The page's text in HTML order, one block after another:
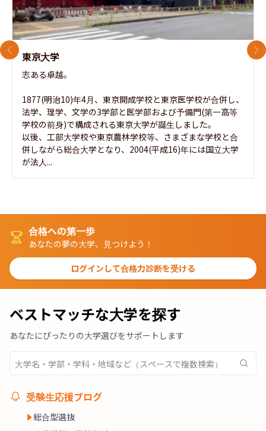
東京大学
志ある卓越。
1877(明治10)年4月、東京開成学校と東京医学校が合併し、
法学、理学、文学の3学部と医学部および予備門(第一高等
学校の前身)で構成される東京大学が誕生しました。
以後、工部大学校や東京農林学校等、さまざまな学校と合
併しながら総合大学となり、2004(平成16)年には国立大学
が法人...
前のスライド 次
合格への第一歩
あなたの夢の大学、見つけよう！
ログインして合格力診断を受ける
ベストマッチな大学を探す
あなたにぴったりの大学選びをサポートします
受験生応援ブログ
総合型選抜